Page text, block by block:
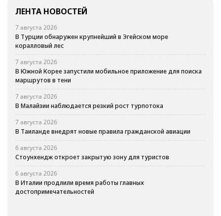
ЛЕНТА НОВОСТЕЙ
7 августа 2026
В Турции обнаружен крупнейший в Эгейском море
коралловый лес
7 августа 2026
В Южной Корее запустили мобильное приложение для поиска
маршрутов в тени
7 августа 2026
В Малайзии наблюдается резкий рост турпотока
7 августа 2026
В Таиланде внедрят новые правила гражданской авиации
6 августа 2026
Стоунхендж откроет закрытую зону для туристов
6 августа 2026
В Италии продлили время работы главных
достопримечательностей